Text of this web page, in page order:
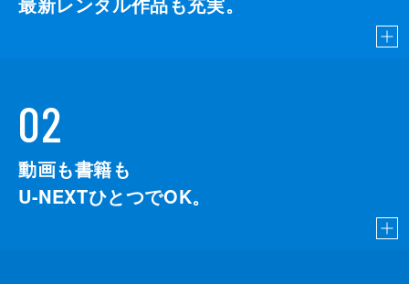
02
動画も書籍も
U-NEXTひとつでOK。